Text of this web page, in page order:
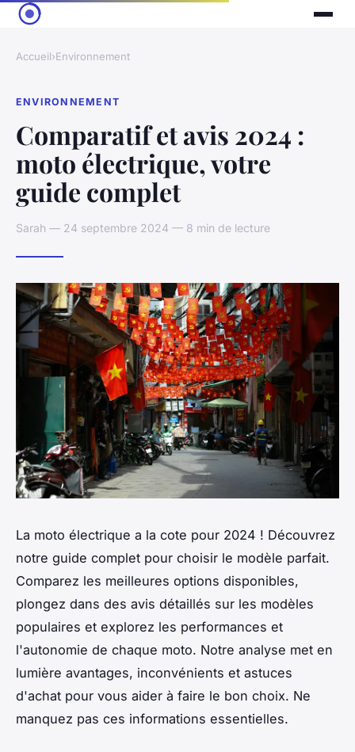
Accueil›Environnement
ENVIRONNEMENT
Comparatif et avis 2024 :
moto électrique, votre
guide complet
Sarah — 24 septembre 2024 — 8 min de lecture
La moto électrique a la cote pour 2024 ! Découvrez
notre guide complet pour choisir le modèle parfait.
Comparez les meilleures options disponibles,
plongez dans des avis détaillés sur les modèles
populaires et explorez les performances et
l'autonomie de chaque moto. Notre analyse met en
lumière avantages, inconvénients et astuces
d'achat pour vous aider à faire le bon choix. Ne
manquez pas ces informations essentielles.